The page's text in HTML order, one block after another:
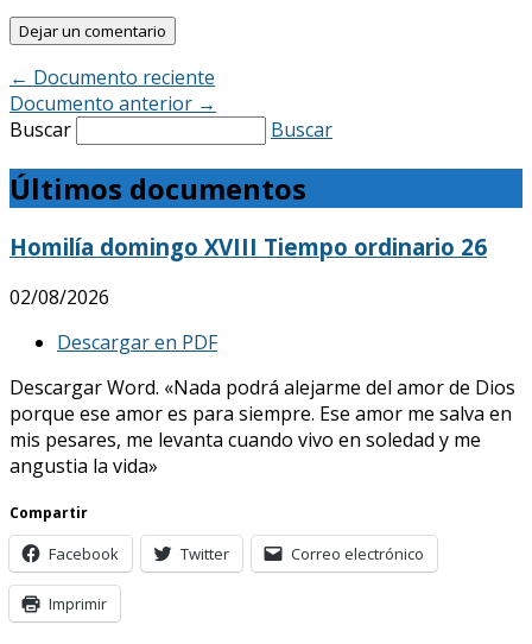
← Documento reciente
Documento anterior →
Buscar
Buscar
Últimos documentos
Homilía domingo XVIII Tiempo ordinario 26
02/08/2026
Descargar en PDF
Descargar Word. «Nada podrá alejarme del amor de Dios
porque ese amor es para siempre. Ese amor me salva en
mis pesares, me levanta cuando vivo en soledad y me
angustia la vida»
Compartir
Facebook Twitter Correo electrónico
Imprimir